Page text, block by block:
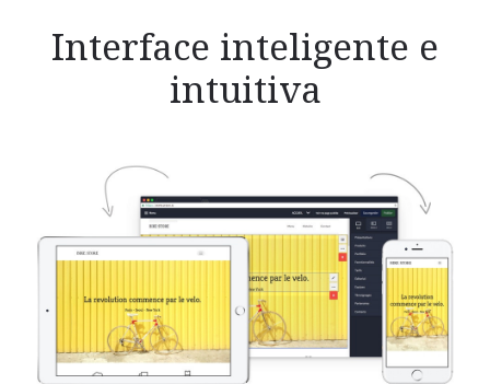
Interface inteligente e
intuitiva